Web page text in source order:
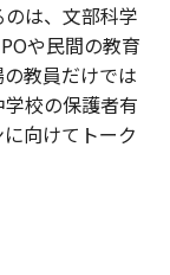
は、文部科学
や民間の教育
教員だけでは
校の保護者有
向けてトーク